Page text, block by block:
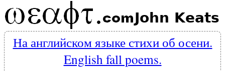
John Keats
На английском языке стихи об осени.
English fall poems.